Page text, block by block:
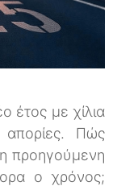
έτος με χίλια
Πώς
προηγούμενη
ο χρόνος;